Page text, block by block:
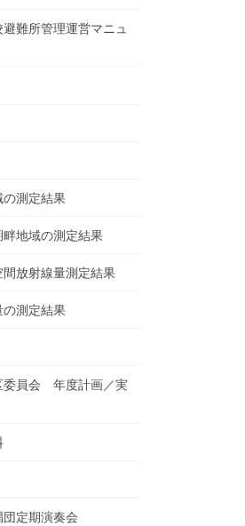
難所管理運営マニュ
測定結果
地域の測定結果
放射線量測定結果
測定結果
委員会 年度計画／実
定期演奏会